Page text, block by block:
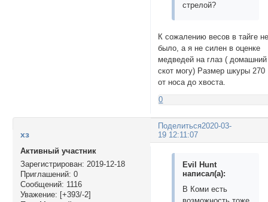
стрелой?
К сожалению весов в тайге
было, а я не силен в оценке
медведей на глаз ( домашний
скот могу) Размер шкуры 270
от носа до хвоста.
0
Поделиться2020-03-
19 12:11:07
хз
Активный участник
Зарегистрирован: 2019-12-18
Приглашений: 0
Сообщений: 1116
Уважение: [+393/-2]
Evil Hunt
написал(а):
В Коми есть